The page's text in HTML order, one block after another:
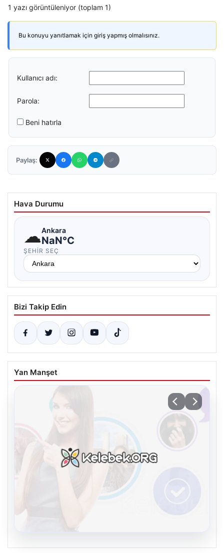
1 yazı görüntüleniyor (toplam 1)
Bu konuyu yanıtlamak için giriş yapmış olmalısınız.
Kullanıcı adı:
Parola:
Beni hatırla
Paylaş:
Hava Durumu
☁Ankara
NaN°C
ŞEHIR SEÇ
Bizi Takip Edin
Yan Manşet